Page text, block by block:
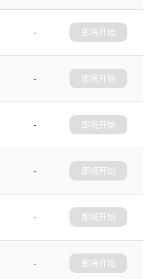
-
即将开始
-
即将开始
-
即将开始
-
即将开始
-
即将开始
-
即将开始